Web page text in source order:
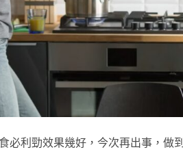
必利勁效果幾好，今次再出事，做